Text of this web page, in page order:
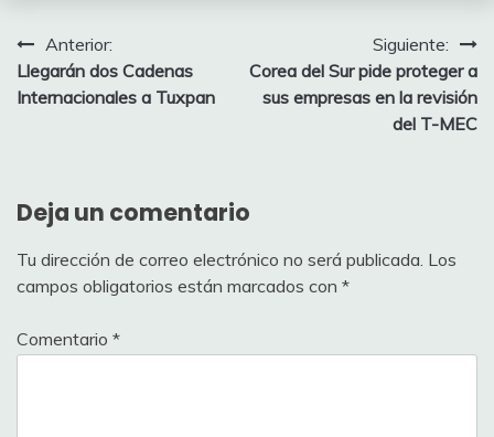
Navegación
de
Anterior:
Llegarán dos Cadenas
Internacionales a Tuxpan
Siguiente:
Corea del Sur pide proteger a
sus empresas en la revisión
del T-MEC
Deja un comentario
Tu dirección de correo electrónico no será publicada. Los
campos obligatorios están marcados con *
Comentario *